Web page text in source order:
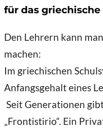
für das
Den Lehrern kann
machen:
Im griechischen
Anfangsgehalteines
Seit Generationen
„Frontistirio“. Ein